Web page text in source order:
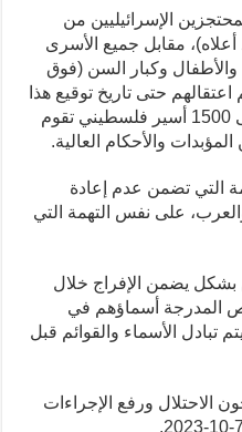
الإسرائيليين من
مقابل جميع الأسرى
وكبار السن (فوق
اعتقالهم حتى تاريخ توقيع هذا
الاتفاق بلا استثناء، بالإضافة إلى 1500 أسير فلسطيني تقوم
التي تضمن عدم إعادة
على نفس التهمة التي
بشكل يضمن الإفراج خلال
المدرجة أسماؤهم في
تبادل الأسماء والقوائم قبل
ورفع الإجراءات